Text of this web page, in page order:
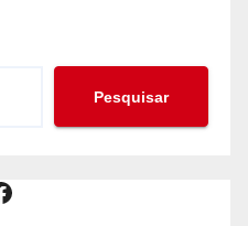
Pesquisar